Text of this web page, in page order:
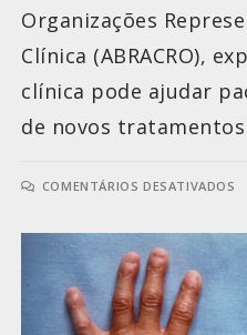
Organizações
Clínica (ABRACRO),
clínica pode ajudar
de novos tratamentos
COMENTÁRIOS DESATIVADOS